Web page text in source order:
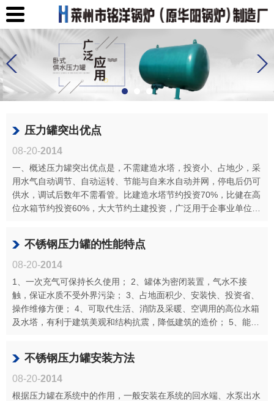
压力罐突出优点
08-20-2014
一、概述压力罐突出优点是，不需建造水塔，投资小、占地少，采
用水气自动调节、自动运转、节能与自来水自动并网，停电后仍可
供水，调试后数年不需看管。比建造水塔节约投资70%，比健在高
位水箱节约投资60%，大大节约土建投资，广泛用于企事业单位、
不锈钢压力罐的性能特点
08-20-2014
1、一次充气可保持长久使用； 2、罐体为密闭装置，气水不接
触，保证水质不受外界污染； 3、占地面积少、安装快、投资省、
操作维修方便； 4、可取代生活、消防及采暖、空调用的高位水箱
及水塔，有利于建筑美观和结构抗震，降低建筑的造价； 5、能自
不锈钢压力罐安装方法
08-20-2014
根据压力罐在系统中的作用，一般安装在系统的回水端、水泵出水